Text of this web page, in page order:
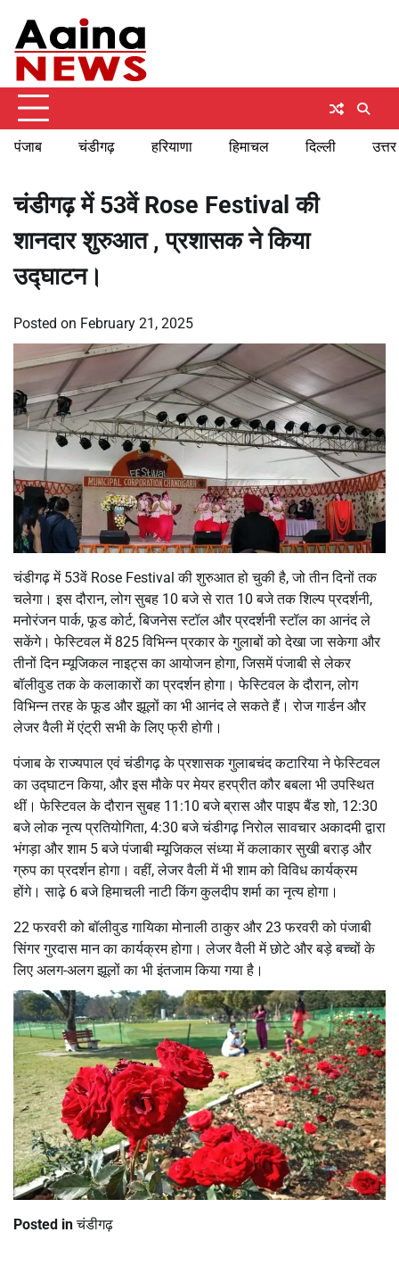
content
पंजाब चंडीगढ़ हरियाणा हिमाचल दिल्ली
चंडीगढ़ में 53वें Rose Festival की
शानदार शुरुआत , प्रशासक ने किया
उद्घाटन।
Posted on February 21, 2025
चंडीगढ़ में 53वें Rose Festival की शुरुआत हो चुकी है, जो तीन दिनों तक
चलेगा। इस दौरान, लोग सुबह 10 बजे से रात 10 बजे तक शिल्प प्रदर्शनी,
मनोरंजन पार्क, फूड कोर्ट, बिजनेस स्टॉल और प्रदर्शनी स्टॉल का आनंद ले
सकेंगे। फेस्टिवल में 825 विभिन्न प्रकार के गुलाबों को देखा जा सकेगा और
तीनों दिन म्यूजिकल नाइट्स का आयोजन होगा, जिसमें पंजाबी से लेकर
बॉलीवुड तक के कलाकारों का प्रदर्शन होगा। फेस्टिवल के दौरान, लोग
विभिन्न तरह के फूड और झूलों का भी आनंद ले सकते हैं। रोज गार्डन और
लेजर वैली में एंट्री सभी के लिए फ्री होगी।
पंजाब के राज्यपाल एवं चंडीगढ़ के प्रशासक गुलाबचंद कटारिया ने फेस्टिवल
का उद्घाटन किया, और इस मौके पर मेयर हरप्रीत कौर बबला भी उपस्थित
थीं। फेस्टिवल के दौरान सुबह 11:10 बजे ब्रास और पाइप बैंड शो, 12:30
बजे लोक नृत्य प्रतियोगिता, 4:30 बजे चंडीगढ़ निरोल सावचार अकादमी द्वारा
भंगड़ा और शाम 5 बजे पंजाबी म्यूजिकल संध्या में कलाकार सुखी बराड़ और
ग्रुप का प्रदर्शन होगा। वहीं, लेजर वैली में भी शाम को विविध कार्यक्रम
होंगे। साढ़े 6 बजे हिमाचली नाटी किंग कुलदीप शर्मा का नृत्य होगा।
22 फरवरी को बॉलीवुड गायिका मोनाली ठाकुर और 23 फरवरी को पंजाबी
सिंगर गुरदास मान का कार्यक्रम होगा। लेजर वैली में छोटे और बड़े बच्चों के
लिए अलग-अलग झूलों का भी इंतजाम किया गया है।
Posted inचंडीगढ़